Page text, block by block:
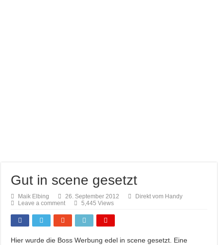
Gut in scene gesetzt
Maik Elbing 26. September 2012
Direkt vom Handy
Leave a comment
5,445 Views
Hier wurde die Boss Werbung edel in scene gesetzt. Eine